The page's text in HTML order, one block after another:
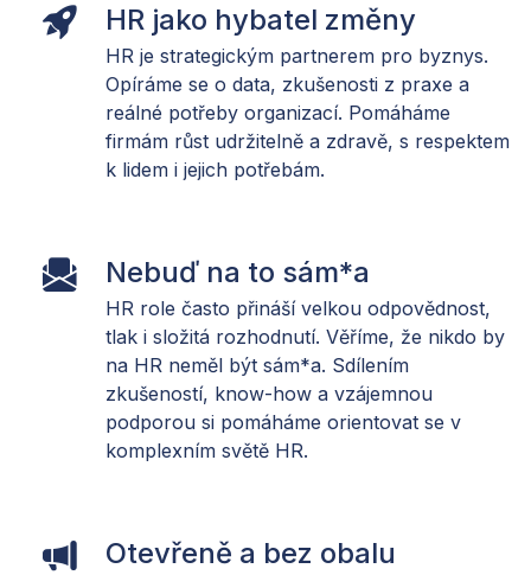
HR jako hybatel změny
HR je strategickým partnerem pro byznys.
Opíráme se o data, zkušenosti z praxe a
reálné potřeby organizací. Pomáháme
firmám růst udržitelně a zdravě, s respektem
k lidem i jejich potřebám.
Nebuď na to sám*a
HR role často přináší velkou odpovědnost,
tlak i složitá rozhodnutí. Věříme, že nikdo by
na HR neměl být sám*a. Sdílením
zkušeností, know-how a vzájemnou
podporou si pomáháme orientovat se v
komplexním světě HR.
Otevřeně a bez obalu